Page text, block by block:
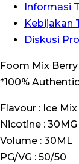
Informasi
Kebijakan
Diskusi
Foom Mix
*100%
Flavour : Ice
Nicotine : 30MG
Volume : 30ML
PG/VG : 50/50